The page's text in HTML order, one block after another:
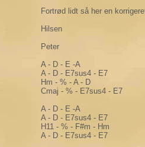
Fortrød lidt så her en
Hilsen
Peter
A - D - E -A
A - D - E7sus4 - E7
Hm - % - A - D
Cmaj - % - E7sus4 - E7
A - D - E -A
A - D - E7sus4 - E7
H11 - % - F#m - Hm
A - D - E7sus4 - E7